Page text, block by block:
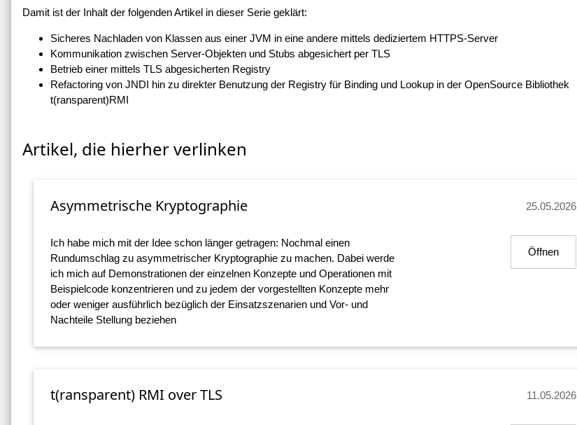
Damit ist der Inhalt der folgenden Artikel in dieser Serie geklärt:
Sicheres Nachladen von Klassen aus einer JVM in eine andere mittels dediziertem HTTPS-Server
Kommunikation zwischen Server-Objekten und Stubs abgesichert per TLS
Betrieb einer mittels TLS abgesicherten Registry
Refactoring von JNDI hin zu direkter Benutzung der Registry für Binding und Lookup in der OpenSource Bibliothek
t(ransparent)RMI
Artikel, die hierher verlinken
Asymmetrische Kryptographie 25.05.2026
Ich habe mich mit der Idee schon länger getragen: Nochmal einen
Rundumschlag zu asymmetrischer Kryptographie zu machen. Dabei werde
ich mich auf Demonstrationen der einzelnen Konzepte und Operationen mit
Beispielcode konzentrieren und zu jedem der vorgestellten Konzepte mehr
oder weniger ausführlich bezüglich der Einsatzszenarien und Vor- und
Nachteile Stellung beziehen
Öffnen
t(ransparent) RMI over TLS 11.05.2026